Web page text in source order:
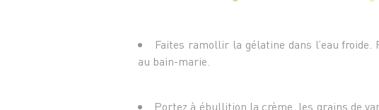
Faites ramollir la gélatine dans l’eau
au bain-marie.
Portez à ébullition la crème, les grains de